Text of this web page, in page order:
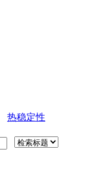
热稳定性